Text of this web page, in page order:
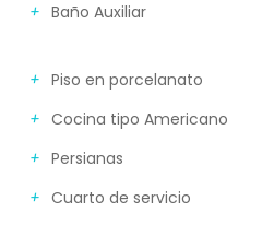
Baño Auxiliar
Piso en porcelanato
Cocina tipo Americano
Persianas
Cuarto de servicio